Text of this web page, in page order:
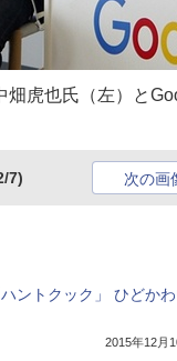
虎也氏（左）と
7) 次の画
ントクック」 ひどか
2015年12月